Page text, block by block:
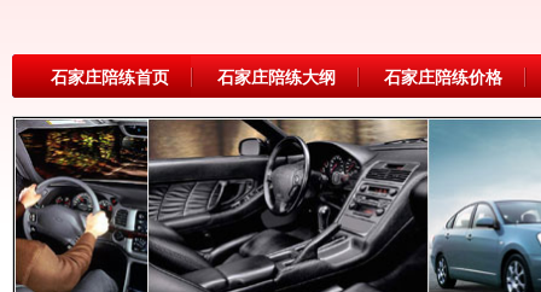
石家庄陪练首页 石家庄陪练大纲 石家庄陪练价格